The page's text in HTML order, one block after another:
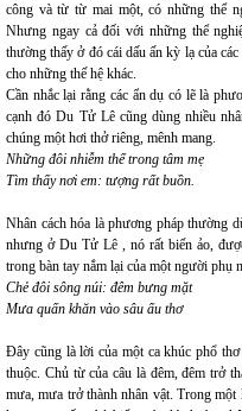
công và từ từ mai một, có những thể
Nhưng ngay cả đối với những thể
thường thấy ở đó cái dấu ấn kỳ lạ của
cho những thế hệ khác.
Cần nhắc lại rằng các ẩn dụ có lẽ là
cạnh đó Du Tử Lê cũng dùng nhiều
chúng một hơi thở riêng, mênh mang.
Những đôi nhiễm thể trong tâm mẹ
Tìm thấy nơi em: tượng rất buồn.
Nhân cách hóa là phương pháp thường
nhưng ở Du Tử Lê , nó rất biến ảo,
trong bàn tay nắm lại của một người phụ
Chẻ đôi sông núi: đêm bưng mặt
Mưa quấn khăn vào sâu ấu thơ
Đây cũng là lời của một ca khúc phổ
thuộc. Chủ từ của câu là đêm, đêm trở
mưa, mưa trở thành nhân vật. Trong một